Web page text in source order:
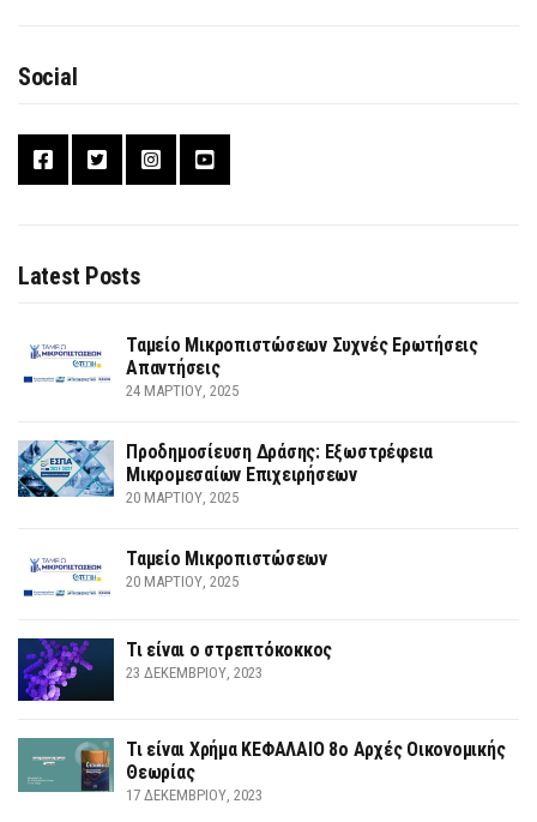
Social
Latest Posts
Ταμείο Μικροπιστώσεων Συχνές Ερωτήσεις
Απαντήσεις
24 ΜΑΡΤΊΟΥ, 2025
Προδημοσίευση Δράσης: Εξωστρέφεια
Μικρομεσαίων Επιχειρήσεων
20 ΜΑΡΤΊΟΥ, 2025
Ταμείο Μικροπιστώσεων
20 ΜΑΡΤΊΟΥ, 2025
Τι είναι ο στρεπτόκοκκος
23 ΔΕΚΕΜΒΡΊΟΥ, 2023
Τι είναι Χρήμα ΚΕΦΑΛΑΙΟ 8ο Αρχές Οικονομικής
Θεωρίας
17 ΔΕΚΕΜΒΡΊΟΥ, 2023